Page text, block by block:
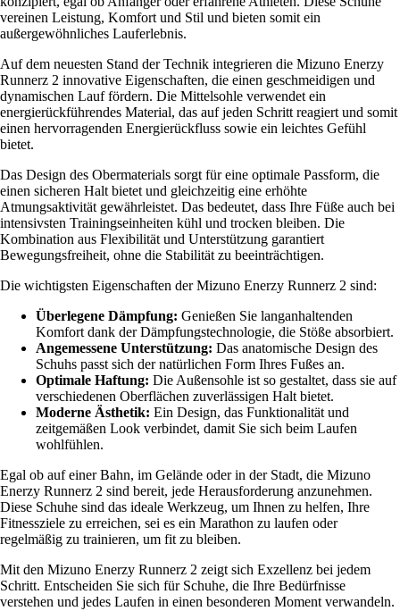
vereinen Leistung, Komfort und Stil und bieten somit ein
außergewöhnliches Lauferlebnis.
Auf dem neuesten Stand der Technik integrieren die Mizuno Enerzy
Runnerz 2 innovative Eigenschaften, die einen geschmeidigen und
dynamischen Lauf fördern. Die Mittelsohle verwendet ein
energierückführendes Material, das auf jeden Schritt reagiert und somit
einen hervorragenden Energierückfluss sowie ein leichtes Gefühl
bietet.
Das Design des Obermaterials sorgt für eine optimale Passform, die
einen sicheren Halt bietet und gleichzeitig eine erhöhte
Atmungsaktivität gewährleistet. Das bedeutet, dass Ihre Füße auch bei
intensivsten Trainingseinheiten kühl und trocken bleiben. Die
Kombination aus Flexibilität und Unterstützung garantiert
Bewegungsfreiheit, ohne die Stabilität zu beeinträchtigen.
Die wichtigsten Eigenschaften der Mizuno Enerzy Runnerz 2 sind:
Überlegene Dämpfung: Genießen Sie langanhaltenden
Komfort dank der Dämpfungstechnologie, die Stöße absorbiert.
Angemessene Unterstützung: Das anatomische Design des
Schuhs passt sich der natürlichen Form Ihres Fußes an.
Optimale Haftung: Die Außensohle ist so gestaltet, dass sie auf
verschiedenen Oberflächen zuverlässigen Halt bietet.
Moderne Ästhetik: Ein Design, das Funktionalität und
zeitgemäßen Look verbindet, damit Sie sich beim Laufen
wohlfühlen.
Egal ob auf einer Bahn, im Gelände oder in der Stadt, die Mizuno
Enerzy Runnerz 2 sind bereit, jede Herausforderung anzunehmen.
Diese Schuhe sind das ideale Werkzeug, um Ihnen zu helfen, Ihre
Fitnessziele zu erreichen, sei es ein Marathon zu laufen oder
regelmäßig zu trainieren, um fit zu bleiben.
Mit den Mizuno Enerzy Runnerz 2 zeigt sich Exzellenz bei jedem
Schritt. Entscheiden Sie sich für Schuhe, die Ihre Bedürfnisse
verstehen und jedes Laufen in einen besonderen Moment verwandeln.